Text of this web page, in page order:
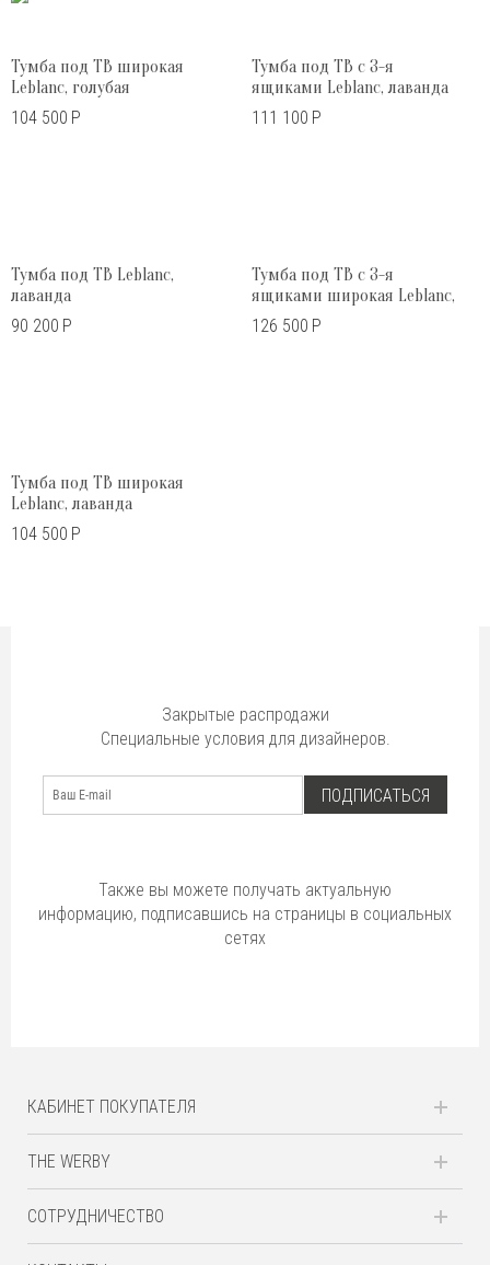
Тумба под ТВ широкая
Leblanc, голубая
104 500 Р
Тумба под ТВ с 3-я
ящиками Leblanc, лаванда
111 100 Р
Тумба под ТВ Leblanc,
лаванда
90 200 Р
Тумба под ТВ с 3-я
ящиками широкая Leblanc,
лаванда
126 500 Р
Тумба под ТВ широкая
Leblanc, лаванда
104 500 Р
Закрытые распродажи
Специальные условия для дизайнеров.
ПОДПИСАТЬСЯ
Также вы можете получать актуальную
информацию, подписавшись на страницы в социальных
сетях
КАБИНЕТ ПОКУПАТЕЛЯ
THE WERBY
СОТРУДНИЧЕСТВО